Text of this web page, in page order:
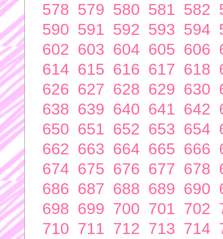
578 579 580 581 582
590 591 592 593 594
602 603 604 605 606
614 615 616 617 618
626 627 628 629 630
638 639 640 641 642
650 651 652 653 654
662 663 664 665 666
674 675 676 677 678
686 687 688 689 690
698 699 700 701 702
710 711 712 713 714